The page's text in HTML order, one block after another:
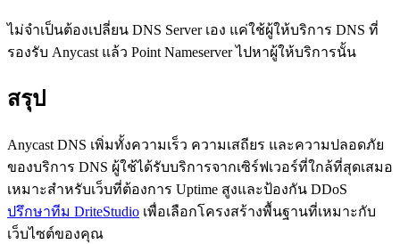
ไม่จำเป็นต้องเปลี่ยน DNS Server เอง แค่ใช้ผู้ให้บริการ DNS ที่
รองรับ Anycast แล้ว Point Nameserver ไปหาผู้ให้บริการนั้น
สรุป
Anycast DNS เพิ่มทั้งความเร็ว ความเสถียร และความปลอดภัย
ของบริการ DNS ผู้ใช้ได้รับบริการจากเซิร์ฟเวอร์ที่ใกล้ที่สุดเสมอ
เหมาะสำหรับเว็บที่ต้องการ Uptime สูงและป้องกัน DDoS
ปรึกษาทีม DriteStudio เพื่อเลือกโครงสร้างพื้นฐานที่เหมาะกับ
เว็บไซต์ของคุณ